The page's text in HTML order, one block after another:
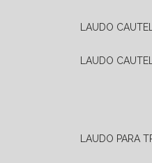
LAUDO
LAUDO
LAUDO PARA